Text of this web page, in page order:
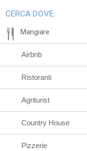
CERCA DOVE:
Mangiare
Airbnb
Ristoranti
Agriturist
Country House
Pizzerie